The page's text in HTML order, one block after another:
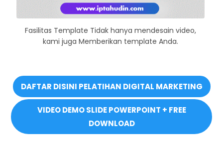
Fasilitas Template Tidak hanya mendesain video,
kami juga Memberikan template Anda.
DAFTAR DISINI PELATIHAN DIGITAL MARKETING
VIDEO DEMO SLIDE POWERPOINT + FREE
DOWNLOAD